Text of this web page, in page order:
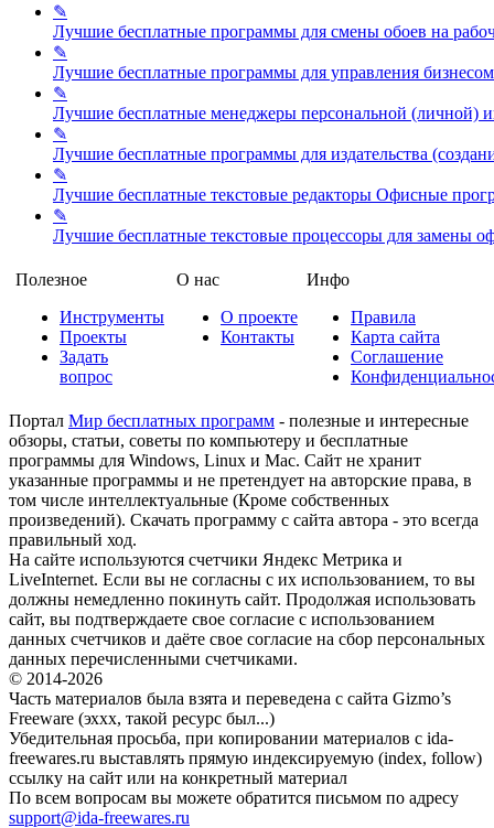
✎
Лучшие бесплатные программы для смены обоев на
✎
Лучшие бесплатные программы для управления
✎
Лучшие бесплатные менеджеры персональной (личной)
✎
Лучшие бесплатные программы для издательства
✎
Лучшие бесплатные текстовые редакторы Офисные
✎
Лучшие бесплатные текстовые процессоры для замены
Полезное
Инструменты
Проекты
Задать
вопрос
О нас
О проекте
Контакты
Инфо
Правила
Карта сайта
Соглашение
Портал Мир бесплатных программ - полезные и интересные
обзоры, статьи, советы по компьютеру и бесплатные
программы для Windows, Linux и Mac. Сайт не хранит
указанные программы и не претендует на авторские права, в
том числе интеллектуальные (Кроме собственных
произведений). Скачать программу с сайта автора - это всегда
правильный ход.
На сайте используются счетчики Яндекс Метрика и
LiveInternet. Если вы не согласны с их использованием, то вы
должны немедленно покинуть сайт. Продолжая использовать
сайт, вы подтверждаете свое согласие с использованием
данных счетчиков и даёте свое согласие на сбор персональных
данных перечисленными счетчиками.
© 2014-2026
Часть материалов была взята и переведена с сайта Gizmo’s
Freeware (эххх, такой ресурс был...)
Убедительная просьба, при копировании материалов с ida-
freewares.ru выставлять прямую индексируемую (index, follow)
ссылку на сайт или на конкретный материал
По всем вопросам вы можете обратится письмом по адресу
support@ida-freewares.ru